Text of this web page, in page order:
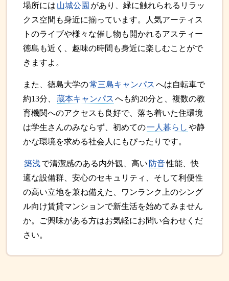
場所には 山城公園 があり、緑に触れられるリラッ
クス空間も身近に揃っています。人気アーティス
トのライブや様々な催し物も開かれるアスティー
徳島も近く、趣味の時間も身近に楽しむことがで
きますよ。
また、徳島大学の常三島キャンパス へは自転車で
約13分、
蔵本キャンパス へも約20分と、複数の教
育機関へのアクセスも良好で、落ち着いた住環境
は学生さんのみならず、初めての一人暮らし や静
かな環境を求める社会人にもぴったりです。
築浅で清潔感のある内外観、高い 防音性能、快
適な設備群、安心のセキュリティ、そして利便性
の高い立地を兼ね備えた、ワンランク上のシング
ル向け賃貸マンションで新生活を始めてみません
か。ご興味がある方はお気軽にお問い合わせくだ
さい。